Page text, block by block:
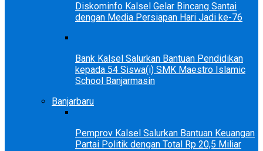
Diskominfo Kalsel Gelar Bincang Santai
dengan Media Persiapan Hari Jadi ke-76
Bank Kalsel Salurkan Bantuan Pendidikan
kepada 54 Siswa(i) SMK Maestro Islamic
School Banjarmasin
Banjarbaru
Pemprov Kalsel Salurkan Bantuan Keuangan
Partai Politik dengan Total Rp 20,5 Miliar